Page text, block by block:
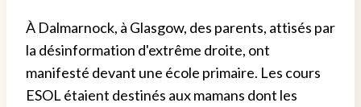
À Dalmarnock, à Glasgow, des parents, attisés par
la désinformation d'extrême droite, ont
manifesté devant une école primaire. Les cours
ESOL étaient destinés aux mamans dont les